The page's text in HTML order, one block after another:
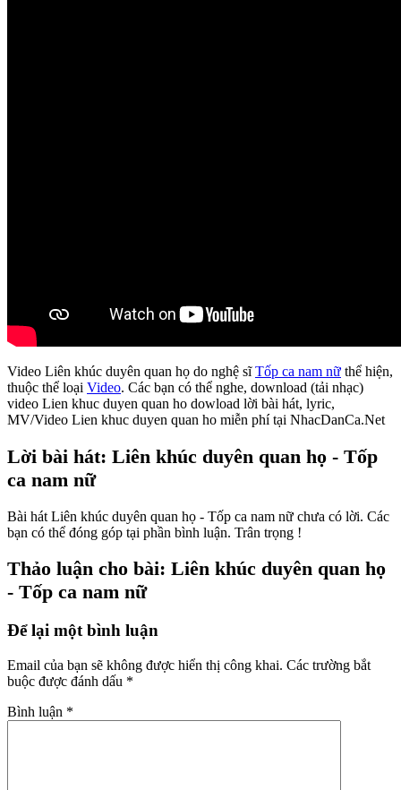
Video Liên khúc duyên quan họ do nghệ sĩTốp ca nam nữ thể hiện,
thuộc thể loại Video. Các bạn có thể nghe, download (tải nhạc)
video Lien khuc duyen quan ho dowload lời bài hát, lyric,
MV/Video Lien khuc duyen quan ho miễn phí tại NhacDanCa.Net
Lời bài hát: Liên khúc duyên quan họ - Tốp
ca nam nữ
Bài hát Liên khúc duyên quan họ - Tốp ca nam nữ chưa có lời. Các
bạn có thể đóng góp tại phần bình luận. Trân trọng !
Thảo luận cho bài: Liên khúc duyên quan họ
- Tốp ca nam nữ
Để lại một bình luận
Email của bạn sẽ không được hiển thị công khai. Các trường bắt
buộc được đánh dấu *
Bình luận *